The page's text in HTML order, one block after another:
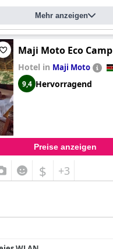
Mehr anzeigen
Maji Moto Eco Camp
Hotel in Maji Moto
9,4 Hervorragend
Preise anzeigen
$ +3